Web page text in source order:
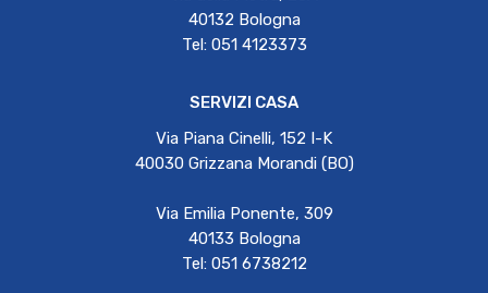
40132 Bologna
Tel: 051 4123373
SERVIZI CASA
Via Piana Cinelli, 152 I-K
40030 Grizzana Morandi (BO)
Via Emilia Ponente, 309
40133 Bologna
Tel: 051 6738212